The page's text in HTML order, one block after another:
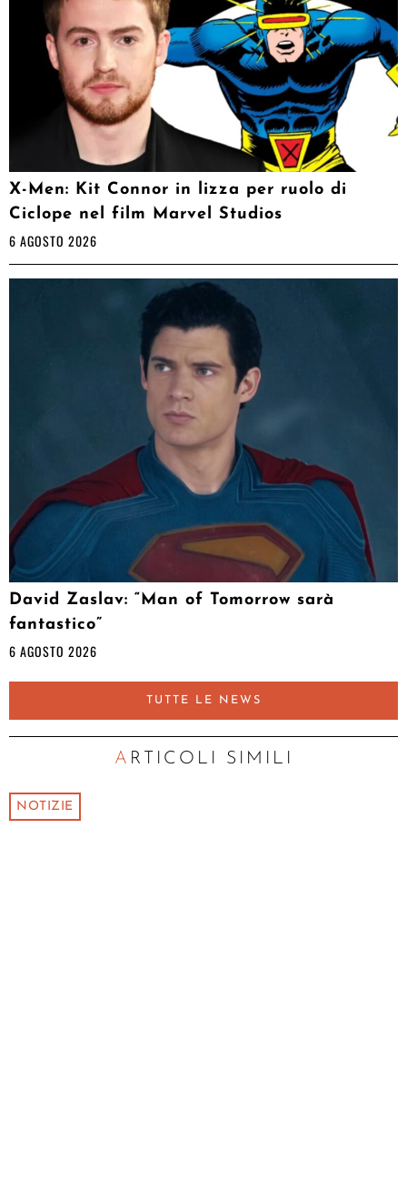
X-Men: Kit Connor in lizza per ruolo di
Ciclope nel film Marvel Studios
6 AGOSTO 2026
David Zaslav: “Man of Tomorrow sarà
fantastico”
6 AGOSTO 2026
TUTTE LE NEWS
ARTICOLI SIMILI
NOTIZIE